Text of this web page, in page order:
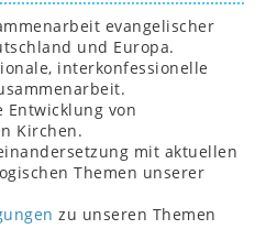
evangelischer
und Europa.
interkonfessionelle
von
Kirchen.
mit aktuellen
Themen unserer
zu unseren Themen